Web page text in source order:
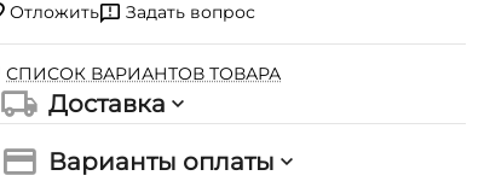
Отложить
Задать вопрос
СПИСОК ВАРИАНТОВ ТОВАРА
Доставка
Варианты оплаты